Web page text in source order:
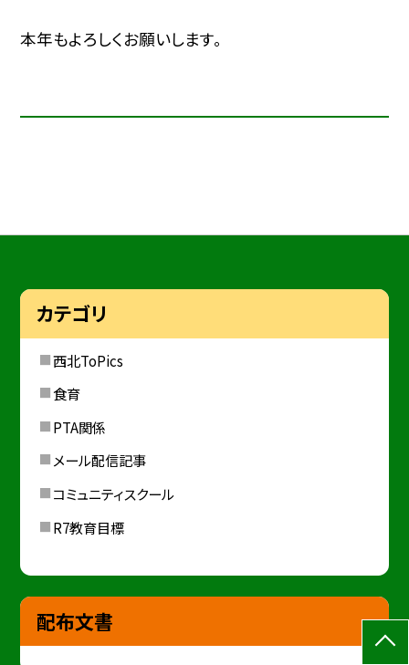
本年もよろしくお願いします。
カテゴリ
西北ToPics
食育
PTA関係
メール配信記事
コミュニティスクール
R7教育目標
配布文書